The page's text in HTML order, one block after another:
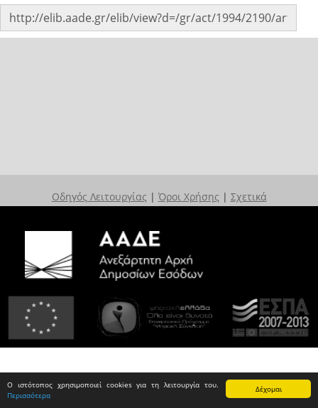
Δέχομαι
Ο ιστότοπος χρησιμοποιεί cookies για τη λειτουργία του.
Περισσότερα
Οδηγός Λειτουργίας | Όροι Χρήσης | Σχετικά